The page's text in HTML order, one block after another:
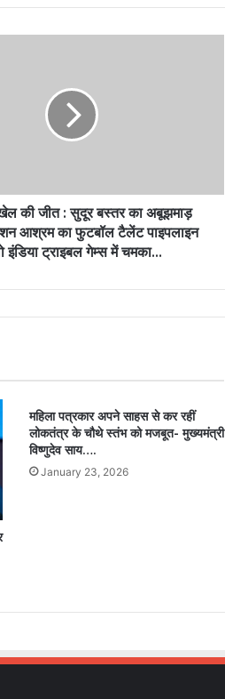
की जीत : सुदूर बस्तर का अबूझमाड़
आश्रम का फुटबॉल टैलेंट पाइपलाइन
इंडिया ट्राइबल गेम्स में चमका…
महिला पत्रकार अपने साहस से कर रहीं
लोकतंत्र के चौथे स्तंभ को मजबूत- मुख्यमंत्री
विष्णुदेव साय….
January 23, 2026